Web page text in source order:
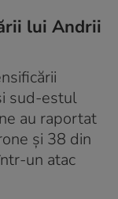
lui Andrii
sud-estul
au raportat
și 38 din
un atac